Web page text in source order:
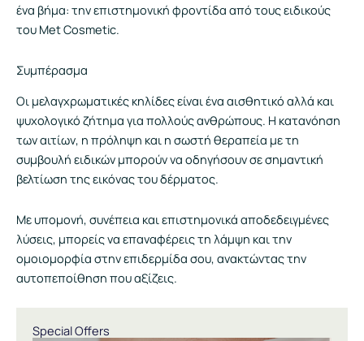
ένα βήμα: την επιστημονική φροντίδα από τους ειδικούς
του Met Cosmetic.
Συμπέρασμα
Οι μελαγχρωματικές κηλίδες είναι ένα αισθητικό αλλά και
ψυχολογικό ζήτημα για πολλούς ανθρώπους. Η κατανόηση
των αιτίων, η πρόληψη και η σωστή θεραπεία με τη
συμβουλή ειδικών μπορούν να οδηγήσουν σε σημαντική
βελτίωση της εικόνας του δέρματος.
Με υπομονή, συνέπεια και επιστημονικά αποδεδειγμένες
λύσεις, μπορείς να επαναφέρεις τη λάμψη και την
ομοιομορφία στην επιδερμίδα σου, ανακτώντας την
αυτοπεποίθηση που αξίζεις.
Special Offers